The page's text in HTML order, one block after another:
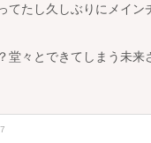
てたし久しぶりにメイ
堂々とできてしまう未